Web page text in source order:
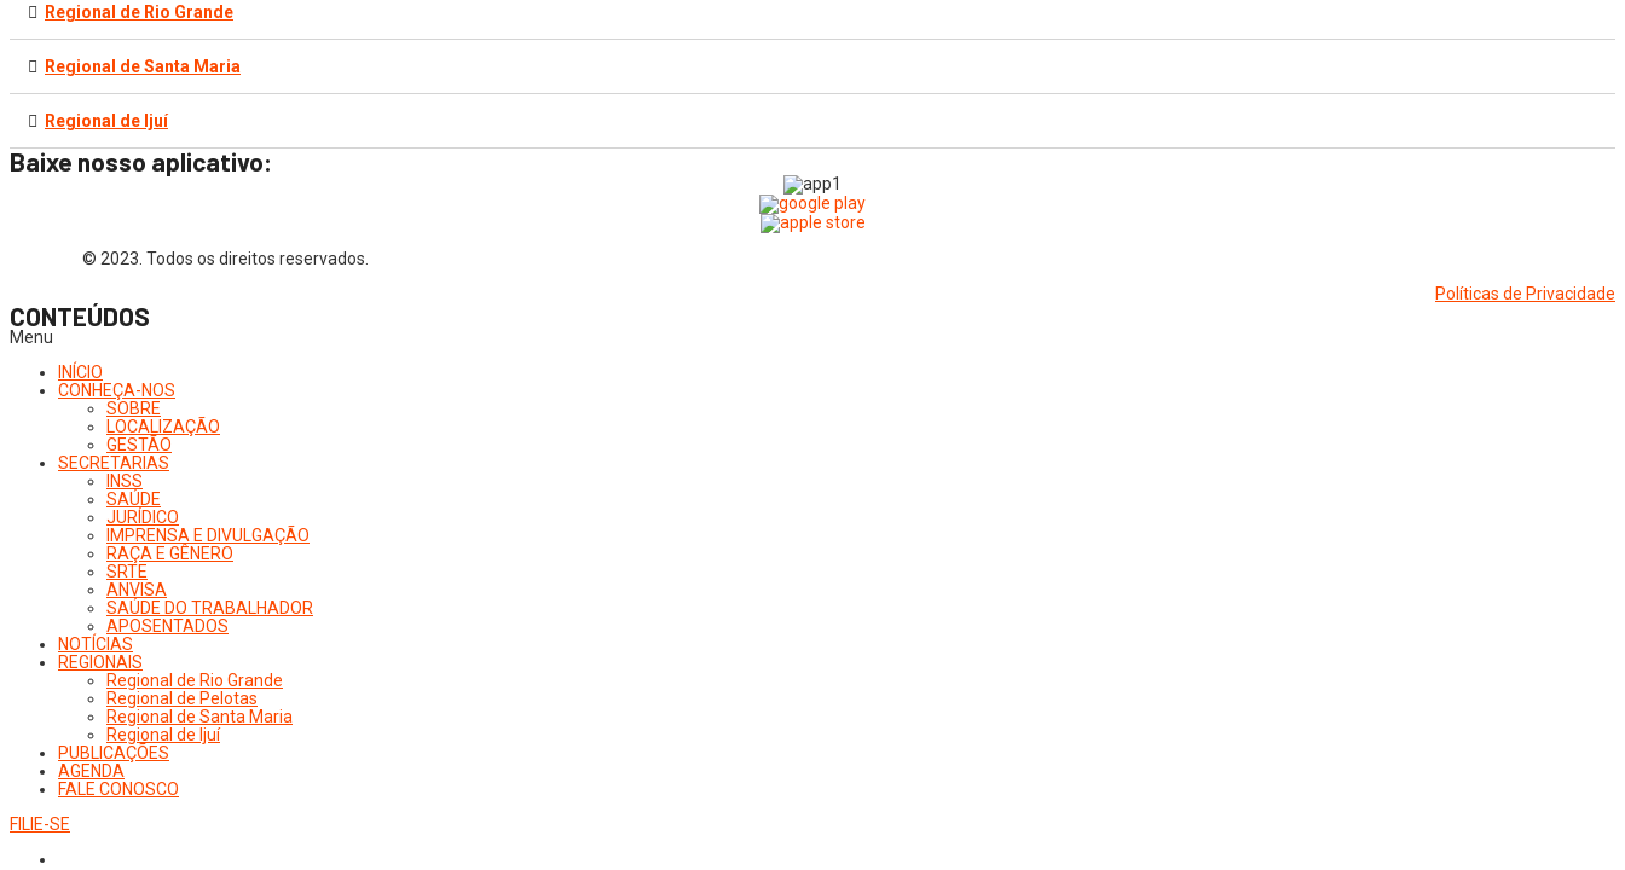
Regional de Rio Grande
Regional de Santa Maria
Regional de Ijuí
Baixe nosso aplicativo:
© 2023. Todos os direitos reservados.
Políticas de Privacidade
CONTEÚDOS
Menu
INÍCIO
CONHEÇA-NOS
SOBRE
LOCALIZAÇÃO
GESTÃO
SECRETARIAS
INSS
SAÚDE
JURÍDICO
IMPRENSA E DIVULGAÇÃO
RAÇA E GÊNERO
SRTE
ANVISA
SAÚDE DO TRABALHADOR
APOSENTADOS
NOTÍCIAS
REGIONAIS
Regional de Rio Grande
Regional de Pelotas
Regional de Santa Maria
Regional de Ijuí
PUBLICAÇÕES
AGENDA
FALE CONOSCO
FILIE-SE